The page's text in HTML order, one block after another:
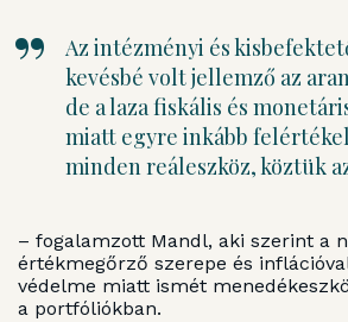
Az intézményi és
kevésbé volt jellemző az
de a laza fiskális és
miatt egyre inkább
minden reáleszköz, köztük
– fogalamzott Mandl, aki szerint a
értékmegőrző szerepe és
védelme miatt ismét
a portfóliókban.